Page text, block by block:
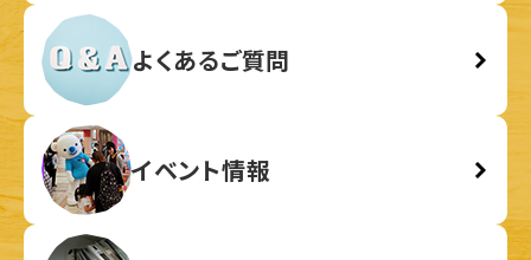
よくあるご質問
イベント情報